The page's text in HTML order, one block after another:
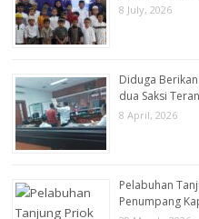
8 July, 2026
Diduga
dua Saksi
8 April, 2026
Pelabuhan
Penumpang